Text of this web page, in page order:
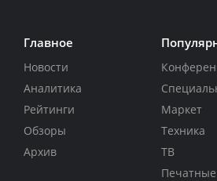
Главное
Новости
Аналитика
Рейтинги
Обзоры
Архив
Маркет
Техника
ТВ